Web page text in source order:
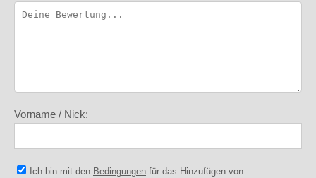
Vorname / Nick:
Ich bin mit den Bedingungen für das Hinzufügen von